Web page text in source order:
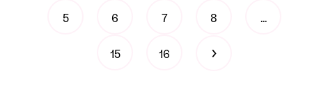
5 6 7 8 ...
15 16 ›